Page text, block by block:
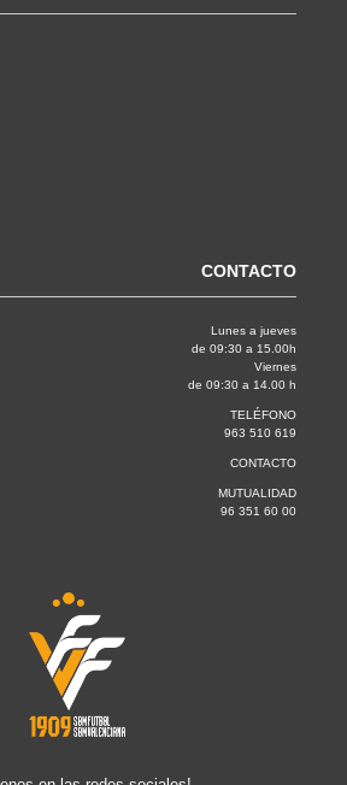
CONTACTO
Lunes a jueves
de 09:30 a 15.00h
Viernes
de 09:30 a 14.00 h
TELÉFONO
963 510 619
CONTACTO
MUTUALIDAD
96 351 60 00